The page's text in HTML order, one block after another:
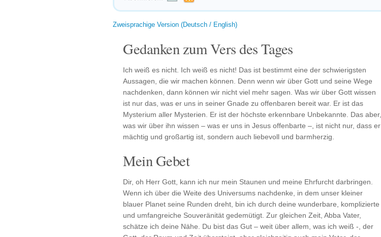
Zweisprachige Version (Deutsch / English)
Gedanken zum Vers des Tages
Ich weiß es nicht. Ich weiß es nicht! Das ist bestimmt eine der schwierigsten
Aussagen, die wir machen können. Denn wenn wir über Gott und seine Wege
nachdenken, dann können wir nicht viel mehr sagen. Was wir über Gott wissen
ist nur das, was er uns in seiner Gnade zu offenbaren bereit war. Er ist das
Mysterium aller Mysterien. Er ist der höchste erkennbare Unbekannte. Das aber,
was wir über ihn wissen – was er uns in Jesus offenbarte –, ist nicht nur, dass er
mächtig und großartig ist, sondern auch liebevoll und barmherzig.
Mein Gebet
Dir, oh Herr Gott, kann ich nur mein Staunen und meine Ehrfurcht darbringen.
Wenn ich über die Weite des Universums nachdenke, in dem unser kleiner
blauer Planet seine Runden dreht, bin ich durch deine wunderbare, komplizierte
und umfangreiche Souveränität gedemütigt. Zur gleichen Zeit, Abba Vater,
schätze ich deine Nähe. Du bist das Gut – weit über allem, was ich weiß -, der